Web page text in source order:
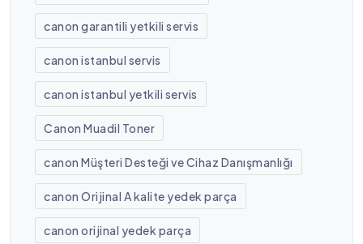
canon garantili yetkili servis
canon istanbul servis
canon istanbul yetkili servis
Canon Muadil Toner
canon Müşteri Desteği ve Cihaz Danışmanlığı
canon Orijinal A kalite yedek parça
canon orijinal yedek parça